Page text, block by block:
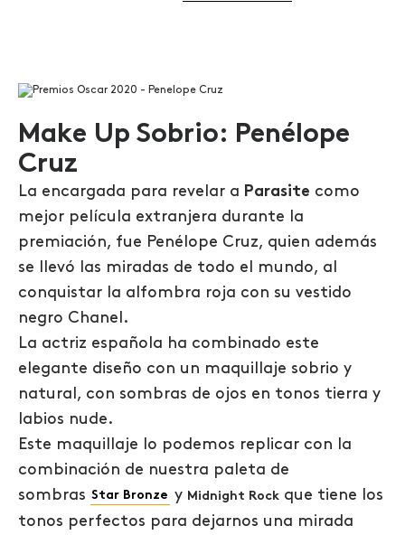
Make Up Sobrio: Penélope
Cruz
La encargada para revelar a Parasite como
mejor película extranjera durante la
premiación, fue Penélope Cruz, quien además
se llevó las miradas de todo el mundo, al
conquistar la alfombra roja con su vestido
negro Chanel.
La actriz española ha combinado este
elegante diseño con un maquillaje sobrio y
natural, con sombras de ojos en tonos tierra y
labios nude.
Este maquillaje lo podemos replicar con la
combinación de nuestra paleta de
sombras Star Bronze y Midnight Rockque tiene los
tonos perfectos para dejarnos una mirada